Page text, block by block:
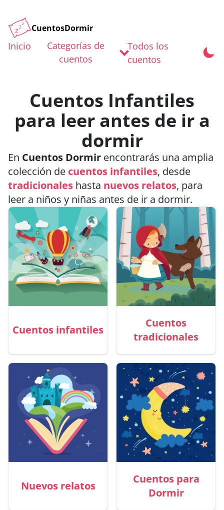
CuentosDormir
Inicio
Categorías de
cuentos
Todos los
cuentos
Cuentos Infantiles
para leer antes de ir a
dormir
En Cuentos Dormir encontrarás una amplia
colección de cuentos infantiles, desde
tradicionales hasta nuevos relatos, para
leer a niños y niñas antes de ir a dormir.
Cuentos infantiles
Cuentos
tradicionales
Nuevos relatos
Cuentos para
Dormir